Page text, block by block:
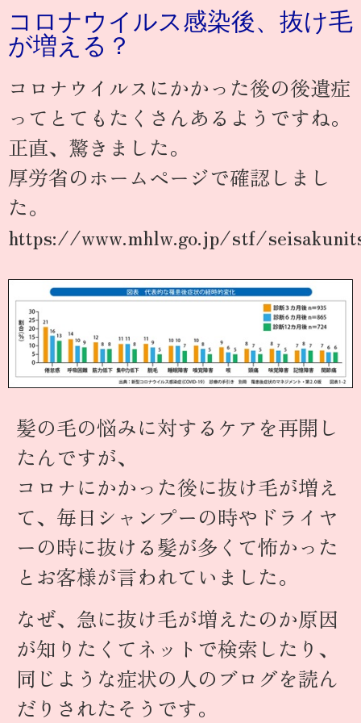
コロナウイルス感染後、抜け毛
が増える？
コロナウイルスにかかった後の後遺症
ってとてもたくさんあるようですね。
正直、驚きました。
厚労省のホームページで確認しまし
た。
https://www.mhlw.go.jp/stf/
髪の毛の悩みに対するケアを再開し
たんですが、
コロナにかかった後に抜け毛が増え
て、毎日シャンプーの時やドライヤ
ーの時に抜ける髪が多くて怖かった
とお客様が言われていました。
なぜ、急に抜け毛が増えたのか原因
が知りたくてネットで検索したり、
同じような症状の人のブログを読ん
だりされたそうです。